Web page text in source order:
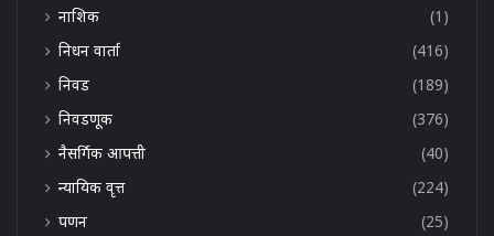
नाशिक
(1)
निधन वार्ता
(416)
निवड
(189)
निवडणूक
(376)
नैसर्गिक आपत्ती
(40)
न्यायिक वृत्त
(224)
पणन
(25)